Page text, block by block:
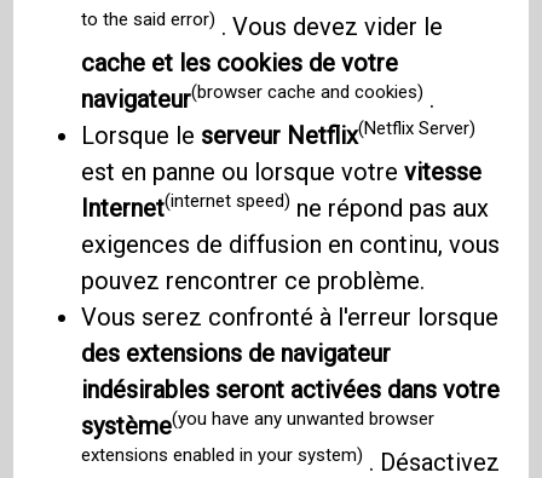
to the said error) . Vous devez vider le
cache et les cookies de votre
navigateur(browser cache and cookies) .
Lorsque le serveur Netflix(Netflix Server)
est en panne ou lorsque votrevitesse
Internet(internet speed) ne répond pas aux
exigences de diffusion en continu, vous
pouvez rencontrer ce problème.
Vous serez confronté à l'erreur lorsque
des extensions de navigateur
indésirables seront activées dans votre
système(you have any unwanted browser
extensions enabled in your system) . Désactivez